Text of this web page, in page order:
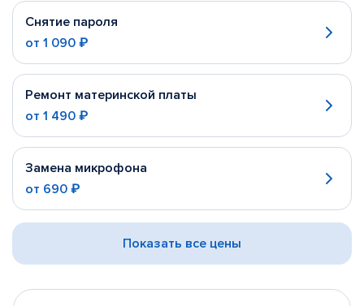
Снятие пароля
от 1 090 ₽
Ремонт материнской платы
от 1 490 ₽
Замена микрофона
от 690 ₽
Показать все цены